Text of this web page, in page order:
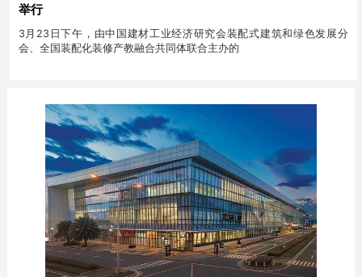
举行
3月23日下午，由中国建材工业经济研究会装配式建筑和绿色发展分
会、全国装配化装修产教融合共同体联合主办的